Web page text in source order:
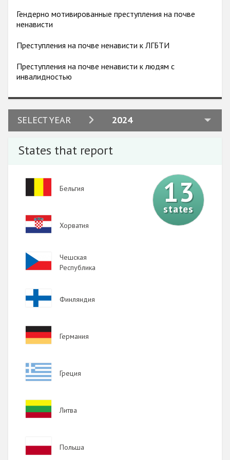
Гендерно мотивированные преступления на почве
ненависти
Преступления на почве ненависти к ЛГБТИ
Преступления на почве ненависти к людям с
инвалидностью
SELECT YEAR 2024
2024
States that report
Бельгия
Image
Хорватия
Image
Чешская
Республика
Image
Финляндия
Image
Германия
Image
Греция
Image
Литва
Польша
13
states